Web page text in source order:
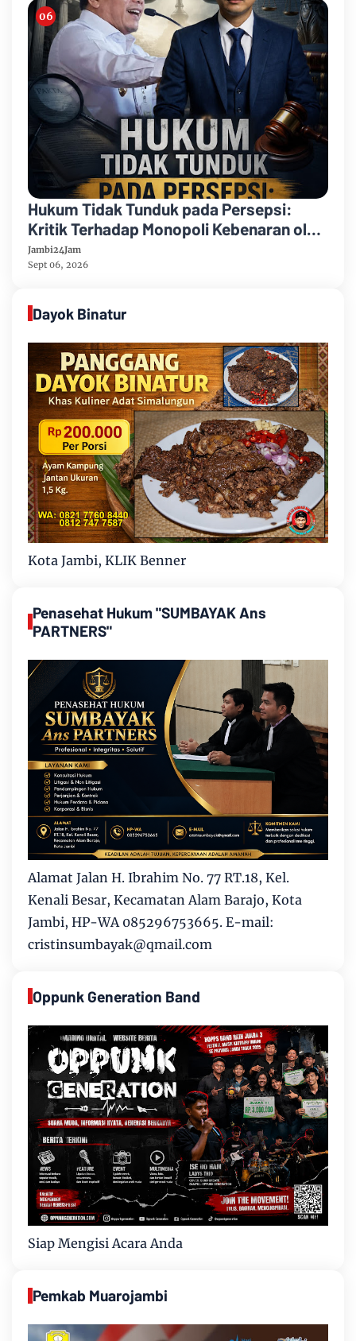
Hukum Tidak Tunduk pada Persepsi:
Kritik Terhadap Monopoli Kebenaran oleh
Media dan Aktivis
Jambi24Jam
Sept 06, 2026
Dayok Binatur
Kota Jambi, KLIK Benner
Penasehat Hukum "SUMBAYAK Ans
PARTNERS"
Alamat Jalan H. Ibrahim No. 77 RT.18, Kel.
Kenali Besar, Kecamatan Alam Barajo, Kota
Jambi, HP-WA 085296753665. E-mail:
cristinsumbayak@qmail.com
Oppunk Generation Band
Siap Mengisi Acara Anda
Pemkab Muarojambi